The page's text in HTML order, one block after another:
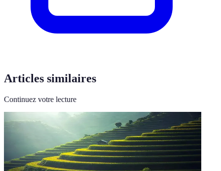
Articles similaires
Continuez votre lecture